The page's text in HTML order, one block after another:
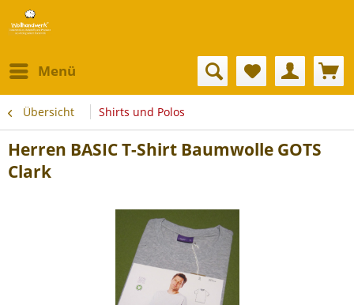
Menü
Übersicht Shirts und Polos
Herren BASIC T-Shirt Baumwolle GOTS
Clark